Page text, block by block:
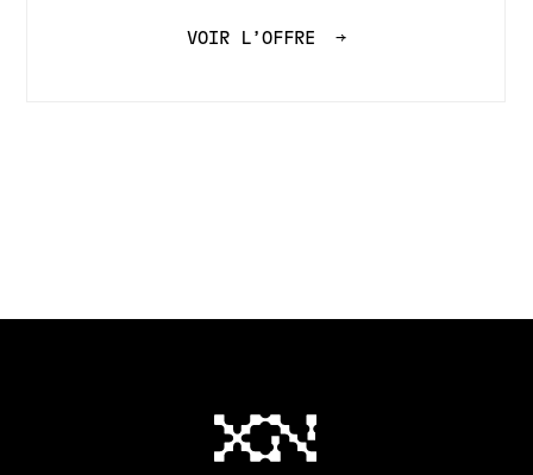
VOIR L’OFFRE →